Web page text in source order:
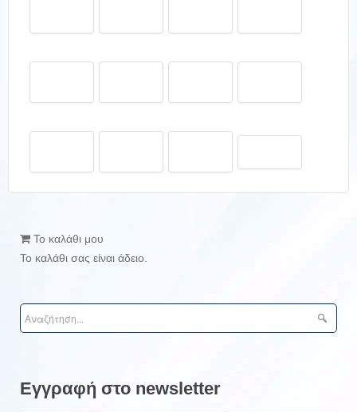
Το καλάθι μου
Το καλάθι σας είναι άδειο.
Εγγραφή στο newsletter